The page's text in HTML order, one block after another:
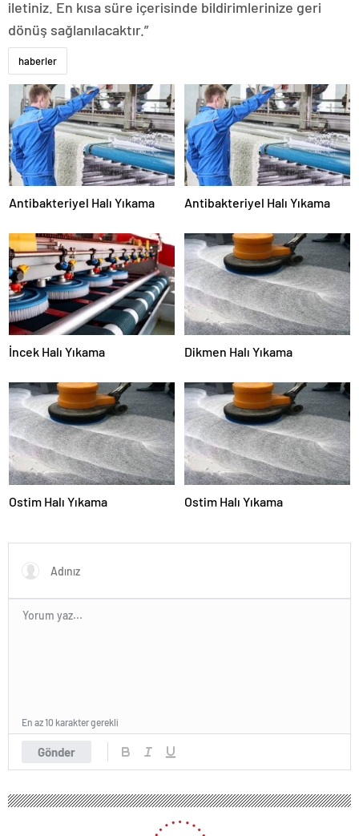
iletiniz. En kısa süre içerisinde bildirimlerinize geri
dönüş sağlanılacaktır.”
haberler
Antibakteriyel Halı Yıkama Antibakteriyel Halı Yıkama
İncek Halı Yıkama Dikmen Halı Yıkama
Ostim Halı Yıkama Ostim Halı Yıkama
Gönder
En az 10 karakter gerekli